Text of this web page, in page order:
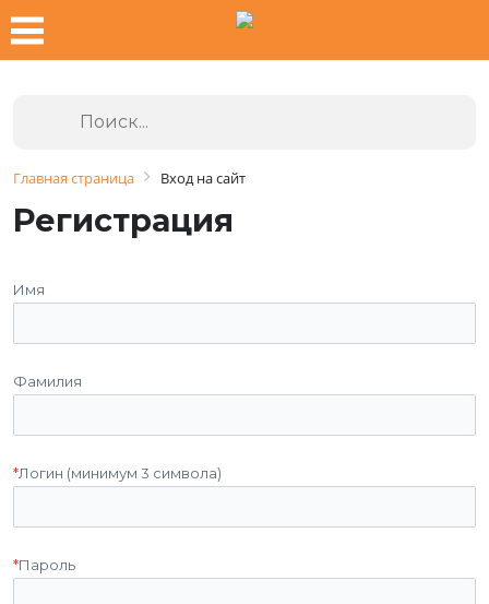
Главная страница Вход на сайт
Регистрация
Имя
Фамилия
*Логин (минимум 3 символа)
*Пароль